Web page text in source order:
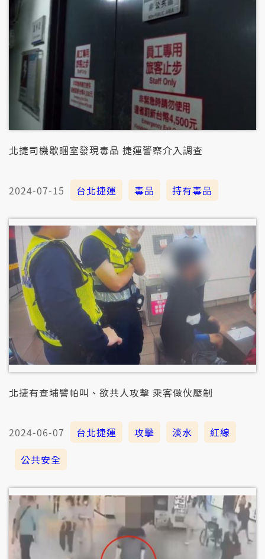
北捷司機歇睏室發現毒品 捷運警察介入調查
2024-07-15 台北捷運 毒品 持有毒品
北捷有查埔譬帕叫、欲共人攻擊 乘客做伙壓制
2024-06-07 台北捷運 攻擊 淡水
紅線
公共安全